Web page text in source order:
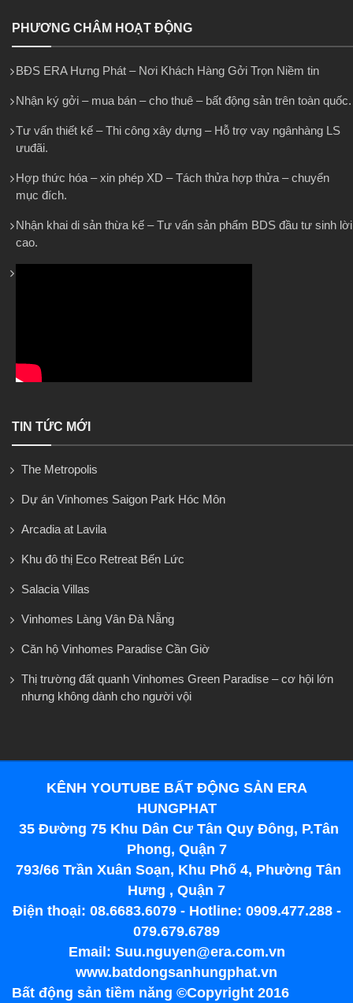
PHƯƠNG CHÂM HOẠT ĐỘNG
BĐS ERA Hưng Phát – Nơi Khách Hàng Gởi Trọn Niềm tin
Nhận ký gởi – mua bán – cho thuê – bất động sản trên toàn quốc.
Tư vấn thiết kế – Thi công xây dựng – Hỗ trợ vay ngânhàng LS
ưuđãi.
Hợp thức hóa – xin phép XD – Tách thửa hợp thửa – chuyển
mục đích.
Nhận khai di sản thừa kế – Tư vấn sản phẩm BDS đầu tư sinh lời
cao.
TIN TỨC MỚI
The Metropolis
Dự án Vinhomes Saigon Park Hóc Môn
Arcadia at Lavila
Khu đô thị Eco Retreat Bến Lức
Salacia Villas
Vinhomes Làng Vân Đà Nẵng
Căn hộ Vinhomes Paradise Cần Giờ
Thị trường đất quanh Vinhomes Green Paradise – cơ hội lớn
nhưng không dành cho người vội
KÊNH YOUTUBE BẤT ĐỘNG SẢN ERA
HUNGPHAT
35 Đường 75 Khu Dân Cư Tân Quy Đông, P.Tân
Phong, Quận 7
793/66 Trần Xuân Soạn, Khu Phố 4, Phường Tân
Hưng , Quận 7
Điện thoại: 08.6683.6079 - Hotline: 0909.477.288 -
079.679.6789
Email: Suu.nguyen@era.com.vn
www.batdongsanhungphat.vn
Bất động sản tiềm năng ©Copyright 2016